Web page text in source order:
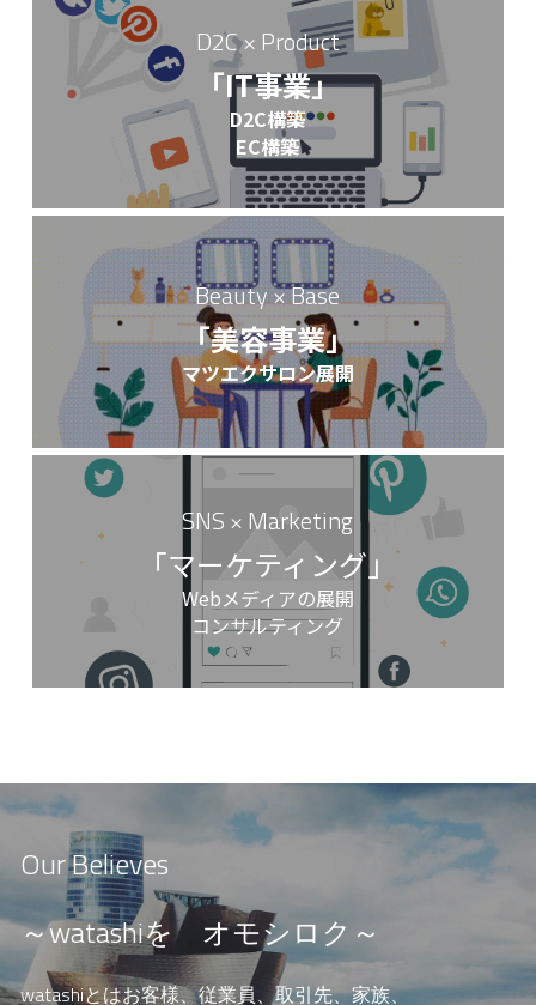
D2C × Product
「IT事業」
D2C構築
EC構築
Beauty × Base
「美容事業」
マツエクサロン展開
SNS × Marketing
「マーケティング」
Webメディアの展開
コンサルティング
Our Believes
～watashiを　オモシロク～
watashiとはお客様、従業員、取引先、家族、